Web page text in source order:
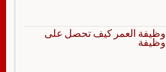
وظيفة العمر كيف تحصل على
وظيفة